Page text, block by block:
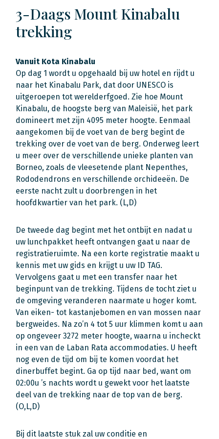
3-Daags Mount Kinabalu
trekking
Vanuit Kota Kinabalu
Op dag 1 wordt u opgehaald bij uw hotel en rijdt u
naar het Kinabalu Park, dat door UNESCO is
uitgeroepen tot werelderfgoed. Zie hoe Mount
Kinabalu, de hoogste berg van Maleisië, het park
domineert met zijn 4095 meter hoogte. Eenmaal
aangekomen bij de voet van de berg begint de
trekking over de voet van de berg. Onderweg leert
u meer over de verschillende unieke planten van
Borneo, zoals de vleesetende plant Nepenthes,
Rododendrons en verschillende orchideeën. De
eerste nacht zult u doorbrengen in het
hoofdkwartier van het park. (L,D)
De tweede dag begint met het ontbijt en nadat u
uw lunchpakket heeft ontvangen gaat u naar de
registratieruimte. Na een korte registratie maakt u
kennis met uw gids en krijgt u uw ID TAG.
Vervolgens gaat u met een transfer naar het
beginpunt van de trekking. Tijdens de tocht ziet u
de omgeving veranderen naarmate u hoger komt.
Van eiken- tot kastanjebomen en van mossen naar
bergweides. Na zo’n 4 tot 5 uur klimmen komt u aan
op ongeveer 3272 meter hoogte, waarna u incheckt
in een van de Laban Rata accommodaties. U heeft
nog even de tijd om bij te komen voordat het
dinerbuffet begint. Ga op tijd naar bed, want om
02:00u ’s nachts wordt u gewekt voor het laatste
deel van de trekking naar de top van de berg.
(O,L,D)
Bij dit laatste stuk zal uw conditie en